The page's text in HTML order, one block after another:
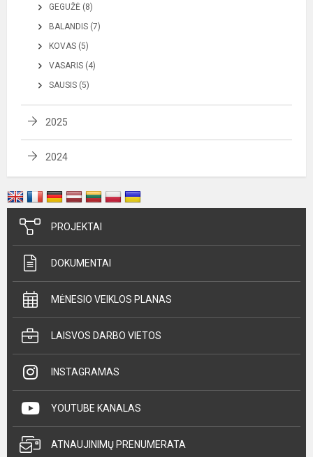
GEGUŽĖ (8)
BALANDIS (7)
KOVAS (5)
VASARIS (4)
SAUSIS (5)
2025
2024
PROJEKTAI
DOKUMENTAI
MĖNESIO VEIKLOS PLANAS
LAISVOS DARBO VIETOS
INSTAGRAMAS
YOUTUBE KANALAS
ATNAUJINIMŲ PRENUMERATA